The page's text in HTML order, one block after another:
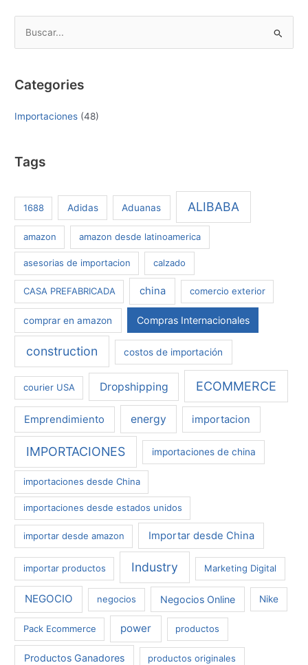
c
o
Categories
Importaciones (48)
Tags
1688 Adidas Aduanas ALIBABA
amazon amazon desde latinoamerica
asesorias de importacion calzado
CASA PREFABRICADA china comercio exterior
comprar en amazon Compras Internacionales
construction costos de importación
courier USA Dropshipping ECOMMERCE
Emprendimiento energy importacion
IMPORTACIONES importaciones de china
importaciones desde China
importaciones desde estados unidos
importar desde amazon Importar desde China
importar productos Industry Marketing Digital
NEGOCIO negocios Negocios Online Nike
Pack Ecommerce power productos
Productos Ganadores productos originales